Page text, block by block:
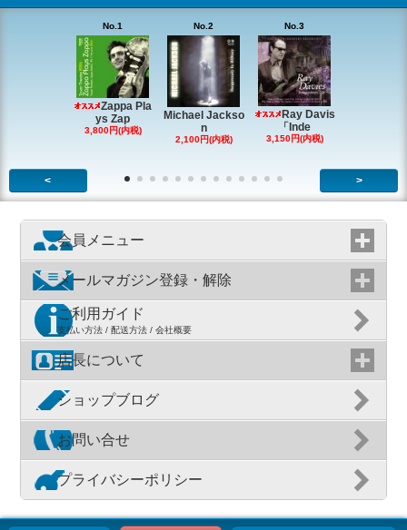
No.1
Zappa Pla
ys Zap
3,800円(内税)
No.2
Michael Jackso
n
2,100円(内税)
No.3
Ray Davis
「Inde
3,150円(内税)
< >
会員メニュー
メールマガジン登録・解除
ご利用ガイド
支払い方法 / 配送方法 / 会社概要
店長について
ショップブログ
お問い合せ
プライバシーポリシー